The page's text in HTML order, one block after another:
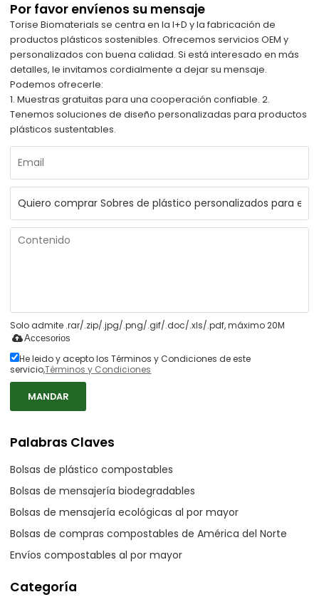
Por favor envíenos su mensaje
Torise Biomaterials se centra en la I+D y la fabricación de
productos plásticos sostenibles. Ofrecemos servicios OEM y
personalizados con buena calidad. Si está interesado en más
detalles, le invitamos cordialmente a dejar su mensaje.
Podemos ofrecerle:
1. Muestras gratuitas para una cooperación confiable. 2.
Tenemos soluciones de diseño personalizadas para productos
plásticos sustentables.
Solo admite .rar/.zip/.jpg/.png/.gif/.doc/.xls/.pdf, máximo 20M
Accesorios
He leido y acepto los Términos y Condiciones de este
servicio,Términos y Condiciones
MANDAR
Palabras Claves
Bolsas de plástico compostables
Bolsas de mensajería biodegradables
Bolsas de mensajería ecológicas al por mayor
Bolsas de compras compostables de América del Norte
Envíos compostables al por mayor
Categoría